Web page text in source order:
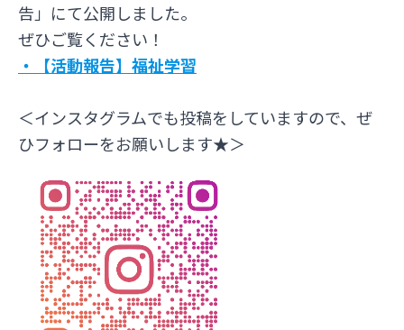
告」にて公開しました。
ぜひご覧ください！
・【活動報告】福祉学習
＜インスタグラムでも投稿をしていますので、ぜ
ひフォローをお願いします★＞